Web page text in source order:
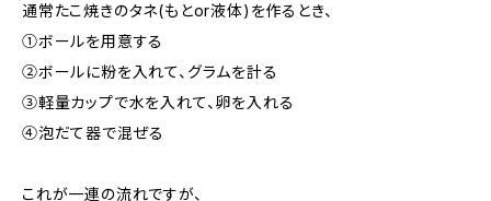
通常たこ焼きのタネ(もとor液体)を作るとき、
①ボールを用意する
②ボールに粉を入れて、グラムを計る
③軽量カップで水を入れて、卵を入れる
④泡だて器で混ぜる
これが一連の流れですが、